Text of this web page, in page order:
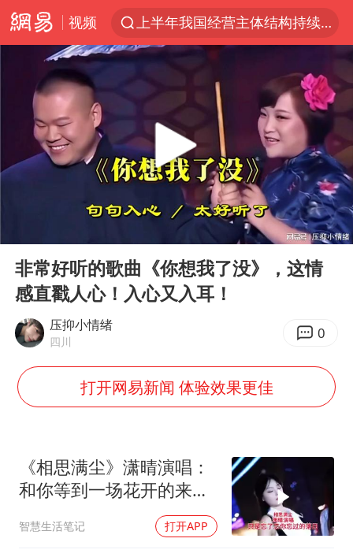
视频
上半年我国经营主体结构持续优化
上海有出现龙卷潜势
上海全域长途客运班次全部停运
今日15时起福州地铁高架区段停运
白海豚逼近浙闽沿海
1枚就能让航母瘫痪 轰-6J实力有多强
王艺迪2-4不敌张本美和止步4强
国足U17与阿森纳决赛取消 并列冠军
上门女婿出轨女邻居多年被判重婚罪
王传君 《披荆斩棘》
2025年小学教师减少13.19万
《龙餐馆》 冲奖
蒯曼挺进WTT横滨冠军赛女单四强
构建更高水平的全民健身公共服务体系
Play
01:05
非常好听的歌曲《你想我了没》，这情
感直戳人心！入心又入耳！
压抑小情绪
四川 0
打开网易新闻 体验效果更佳
《相思满尘》潇晴演唱：
和你等到一场花开的来
智慧生活笔记 打开APP